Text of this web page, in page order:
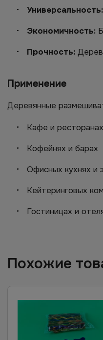
Универсальность:
Экономичность:
Прочность:
Применение
Деревянные
Кафе и ресторанах
Кофейнях и барах
Офисных кухнях и
Кейтеринговых
Гостиницах и
Похожие